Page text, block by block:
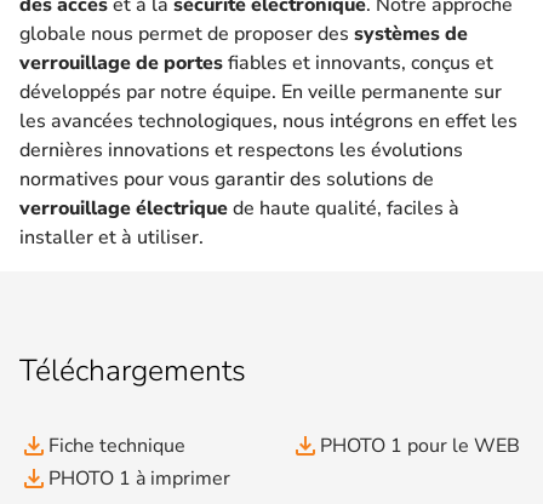
globale nous permet de proposer des systèmes de
verrouillage de portesfiables et innovants, conçus et
développés par notre équipe. En veille permanente sur
les avancées technologiques, nous intégrons en effet les
dernières innovations et respectons les évolutions
normatives pour vous garantir des solutions de
verrouillage électriquede haute qualité, faciles à
installer et à utiliser.
Téléchargements
file_download Fiche technique
file_download PHOTO 1 à imprimer
file_download PHOTO 1 pour le WEB